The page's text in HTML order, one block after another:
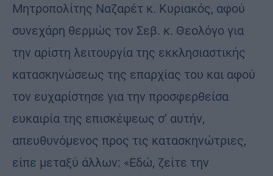
Μητροπολίτης Ναζαρέτ κ. Κυριακός, αφού
συνεχάρη θερμώς τον Σεβ. κ. Θεολόγο για
την αρίστη λειτουργία της εκκλησιαστικής
κατασκηνώσεως της επαρχίας του και αφού
τον ευχαρίστησε για την προσφερθείσα
ευκαιρία της επισκέψεως σ’ αυτήν,
απευθυνόμενος προς τις κατασκηνώτριες,
είπε μεταξύ άλλων: «Εδώ, ζείτε την